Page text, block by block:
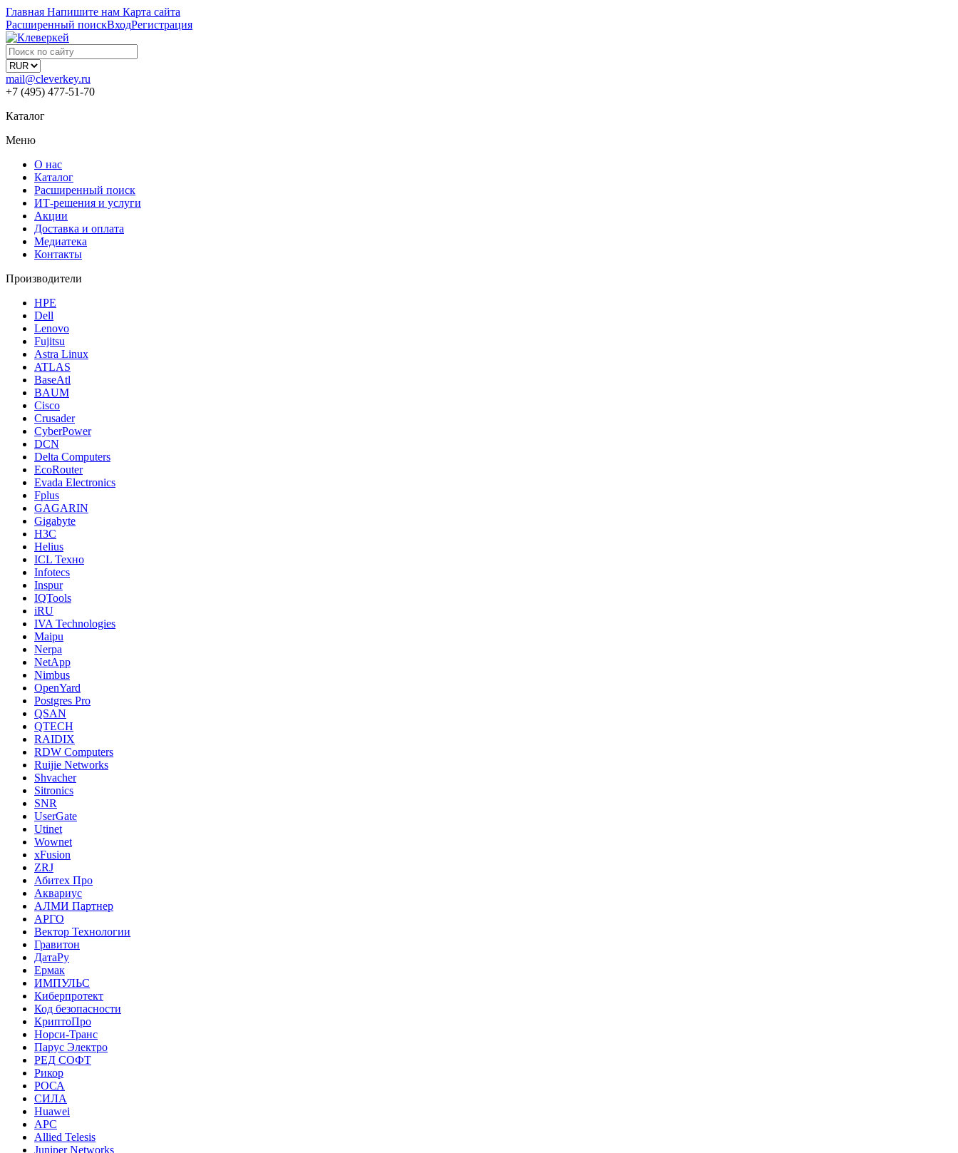
Главная Напишите нам Карта сайта
Расширенный поискВходРегистрация
mail@cleverkey.ru
+7 (495) 477-51-70
Каталог
Меню
О нас
Каталог
Расширенный поиск
ИТ-решения и услуги
Акции
Доставка и оплата
Медиатека
Контакты
Производители
HPE
Dell
Lenovo
Fujitsu
Astra Linux
ATLAS
BaseAtl
BAUM
Cisco
Crusader
CyberPower
DCN
Delta Computers
EcoRouter
Evada Electronics
Fplus
GAGARIN
Gigabyte
H3C
Helius
ICL Техно
Infotecs
Inspur
IQTools
iRU
IVA Technologies
Maipu
Nerpa
NetApp
Nimbus
OpenYard
Postgres Pro
QSAN
QTECH
RAIDIX
RDW Computers
Ruijie Networks
Shvacher
Sitronics
SNR
UserGate
Utinet
Wownet
xFusion
ZRJ
Абитех Про
Аквариус
АЛМИ Партнер
АРГО
Вектор Технологии
Гравитон
ДатаРу
Ермак
ИМПУЛЬС
Киберпротект
Код безопасности
КриптоПро
Норси-Транс
Парус Электро
РЕД СОФТ
Рикор
РОСА
СИЛА
Huawei
APC
Allied Telesis
Juniper Networks